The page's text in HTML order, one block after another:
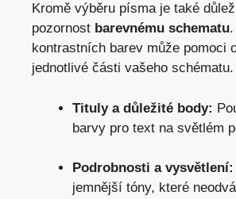
Kromě výběru písma ⁣je také
pozornost barevnému schematu
kontrastních‍ barev může pomoci
⁤jednotlivé části vašeho
Tituly a důležité body:
barvy pro text na světlém
Podrobnosti a‌ vysvětlení:
jemnější tóny, které⁤